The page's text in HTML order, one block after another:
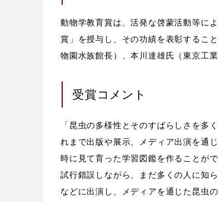
動物学教育賞は、活発な啓蒙活動等に
賞」を授与し、その功績を表彰するこ
物園水族館長）、本川達雄氏（東京工
受賞コメント
「昆虫の多様性とそのすばらしさを多
れまで出版や展示、メディア出演を通
時に見て育った学習図鑑を作ることが
試行錯誤しながら、まだ多くの人に知
などに出演し、メディアを通じた昆虫